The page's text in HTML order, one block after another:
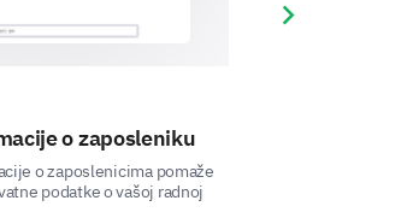
je za vaše
života?
o zaposleniku
o zaposlenicima pomaže
podatke o vašoj radnoj
Next slide